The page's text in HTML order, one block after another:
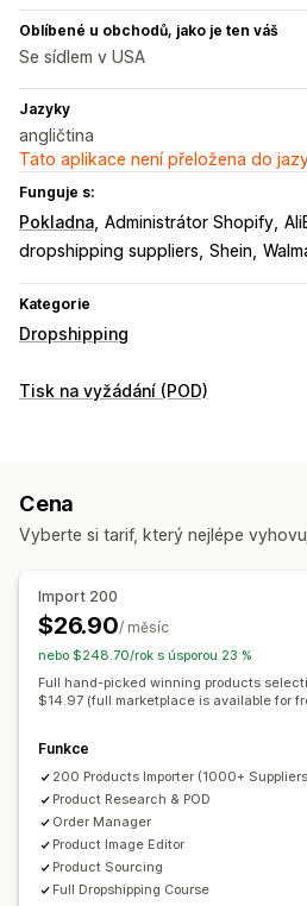
Oblíbené u obchodů, jako je ten váš
Se sídlem v USA
Jazyky
angličtina
Tato aplikace není přeložena do
Funguje s:
Pokladna Administrátor Shopify
dropshipping suppliers Shein
Kategorie
Dropshipping
Produkty, které můžete prodávat
Nábytek
Automobilový průmysl Produkty
Zdrojové lokality
Argentina Austrálie
Indie
Itálie Kanada Maďarsko
Nový Zéland Německo Polsko
Spojené arabské emiráty
Spojené
Spojené státy
Švýcarsko
Tisk na vyžádání (POD)
Generátor maket
Vlastní šablony
Celoplošný potisk
Klobouky a čepice
Dárky ke svátkům
Domácí
Šperky
Chovatelské potřeby
Možnosti dopravy
Přes třetí stranu
Ekologická doprava
Vícenásobná doprava
Cena
Vyberte si tarif, který nejlépe
Import 200
$26.90/ měsíc
nebo $248.70/rok s úsporou 23 %
Full hand-picked winning products
$14.97 (full marketplace is available for
Funkce
200 Products Importer (1000+
Product Research & POD
Order Manager
Product Image Editor
Product Sourcing
Full Dropshipping Course